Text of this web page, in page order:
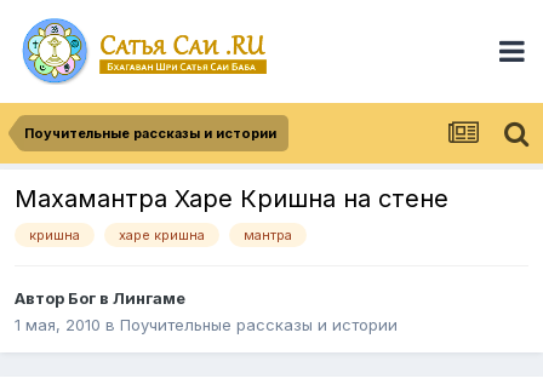
Поучительные рассказы и истории
Махамантра Харе Кришна на стене
кришна харе кришна мантра
Автор Бог в Лингаме
1 мая, 2010 в Поучительные рассказы и истории